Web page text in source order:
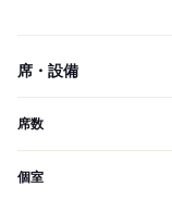
席・設備
席数
個室